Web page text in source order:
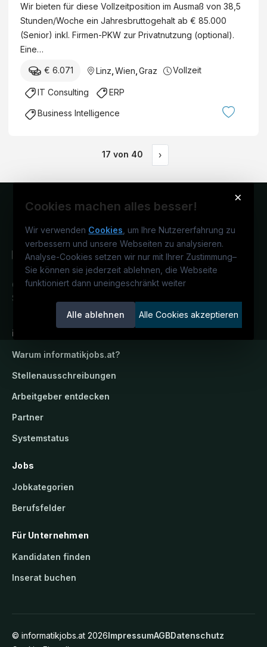
Wir bieten für diese Vollzeitposition im Ausmaß von 38,5
Stunden/Woche ein Jahresbruttogehalt ab € 85.000
(Senior) inkl. Firmen-PKW zur Privatnutzung (optional).
Eine…
€ 6.071 Linz Wien Graz Vollzeit
IT Consulting ERP
Business Intelligence
17 von 40 ›
×
Cookies machen alles besser!
Wir verwenden Cookies , um Ihre Nutzererfahrung zu
verbessern und unsere Webseiten zu analysieren.
Analyse-Cookies setzen wir nur mit Ihrer Zustimmung–
Sie können sie jederzeit ablehnen, die Webseite
funktioniert dann uneingeschränkt weiter
Alle ablehnen Alle Cookies akzeptieren
Österreichs IT-Karriereportal.Ein
Service der candidatis GmbH.
informatikjobs.at
Warum informatikjobs.at?
Stellenausschreibungen
Arbeitgeber entdecken
Partner
Systemstatus
Jobs
Jobkategorien
Berufsfelder
Für Unternehmen
Kandidaten finden
Inserat buchen
© informatikjobs.at 2026ImpressumAGBDatenschutz